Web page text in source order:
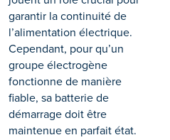
garantir la continuité de
l’alimentation électrique.
Cependant, pour qu’un
groupe électrogène
fonctionne de manière
fiable, sa batterie de
démarrage doit être
maintenue en parfait état.